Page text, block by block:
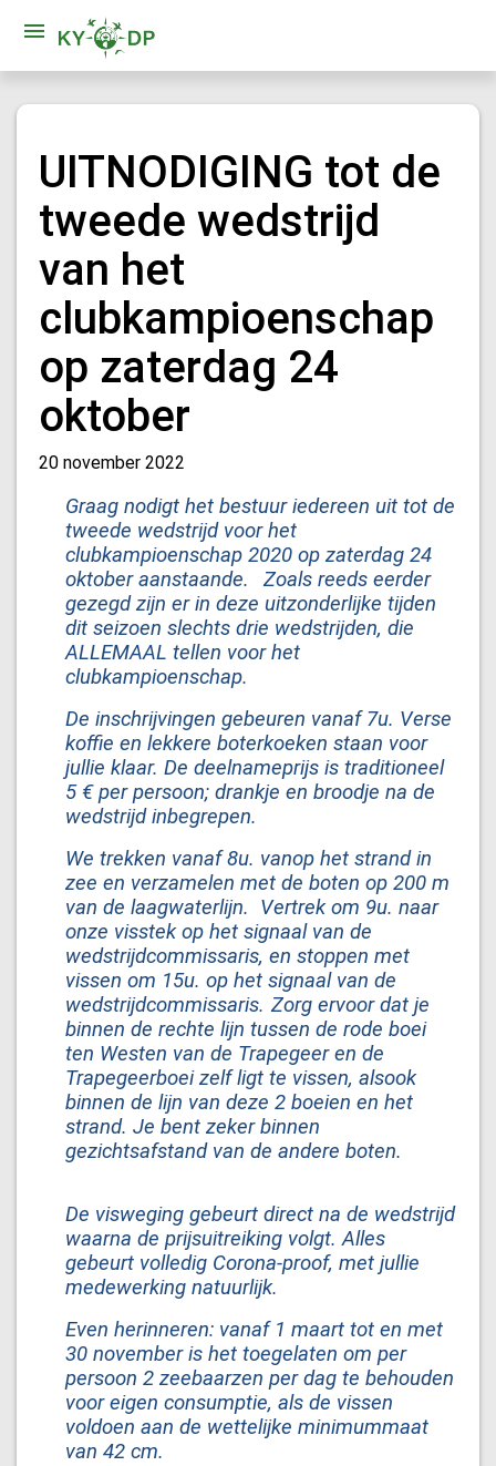
UITNODIGING tot de
tweede wedstrijd
van het
clubkampioenschap
op zaterdag 24
oktober
20 november 2022
Graag nodigt het bestuur iedereen uit tot de
tweede wedstrijd voor het
clubkampioenschap 2020 op zaterdag 24
oktober aanstaande.
Zoals reeds eerder
gezegd zijn er in deze uitzonderlijke tijden
dit seizoen slechts drie wedstrijden, die
ALLEMAAL tellen voor het
clubkampioenschap.
De inschrijvingen gebeuren vanaf 7u. Verse
koffie en lekkere boterkoeken staan voor
jullie klaar. De deelnameprijs is traditioneel
5 € per persoon; drankje en broodje na de
wedstrijd inbegrepen.
We trekken vanaf 8u. vanop het strand in
zee en verzamelen met de boten op 200 m
van de laagwaterlijn. Vertrek om 9u. naar
onze visstek op het signaal van de
wedstrijdcommissaris, en stoppen met
vissen om 15u. op het signaal van de
wedstrijdcommissaris. Zorg ervoor dat je
binnen de rechte lijn tussen de rode boei
ten Westen van de Trapegeer en de
Trapegeerboei zelf ligt te vissen, alsook
binnen de lijn van deze 2 boeien en het
strand. Je bent zeker binnen
gezichtsafstand van de andere boten.
De visweging gebeurt direct na de wedstrijd
waarna de prijsuitreiking volgt. Alles
gebeurt volledig Corona-proof, met jullie
medewerking natuurlijk.
Even herinneren: vanaf 1 maart tot en met
30 november is het toegelaten om per
persoon 2 zeebaarzen per dag te behouden
voor eigen consumptie, als de vissen
voldoen aan de wettelijke minimummaat
van 42 cm.